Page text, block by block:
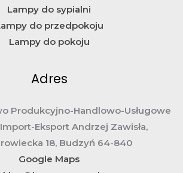
Lampy do sypialni
do przedpokoju
Lampy do pokoju
Adres
Produkcyjno-Handlowo-Usługowe
Import-Eksport Andrzej Zawisła,
18, Budzyń 64-840
Google Maps